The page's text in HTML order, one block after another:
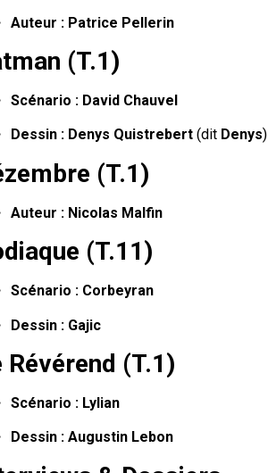
Auteur : Patrice Pellerin
(T.1)
Scénario : David Chauvel
Dessin : Denys Quistrebert (dit Denys)
(T.1)
Auteur : Nicolas Malfin
(T.11)
Scénario : Corbeyran
Dessin : Gajic
Révérend (T.1)
Scénario : Lylian
Dessin : Augustin Lebon